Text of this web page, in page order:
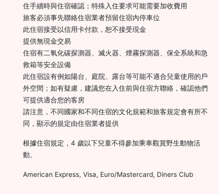
住手續時與住宿確認；特殊入住要求可能需要加收費用
旅客必須事先聯絡住宿業者預留住宿內停車位
此住宿接受以信用卡付款，恕不接受現金
提供無現金交易
住宿有二氧化碳探測器、滅火器、煙霧探測器、保全系統和急
救箱等安全設備
此住宿設有例如陽台、庭院、露台等可能不適合兒童使用的戶
外空間；如有疑慮，建議您在入住前與住宿方聯絡，確認他們
可提供適合您的客房
請注意，不同國家和不同住宿的文化規範和旅客規定會有所不
同，顯示的規定由住宿業者提供
根據住宿規定，4 歲以下兒童不得參加乘車觀賞野生動物活
動。
American Express, Visa, Euro/Mastercard, Diners Club